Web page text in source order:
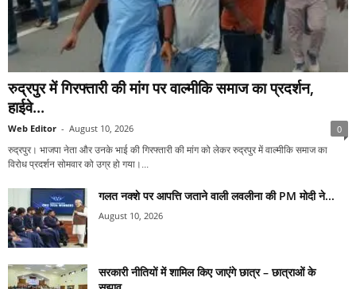
रुद्रपुर में गिरफ्तारी की मांग पर वाल्मीकि समाज का प्रदर्शन,
हाईवे...
Web Editor - August 10, 2026 0
रुद्रपुर। भाजपा नेता और उनके भाई की गिरफ्तारी की मांग को लेकर रुद्रपुर में वाल्मीकि समाज का
विरोध प्रदर्शन सोमवार को उग्र हो गया।...
गलत नक्शे पर आपत्ति जताने वाली लवलीना की PM मोदी ने...
August 10, 2026
सरकारी नीतियों में शामिल किए जाएंगे छात्र – छात्राओं के